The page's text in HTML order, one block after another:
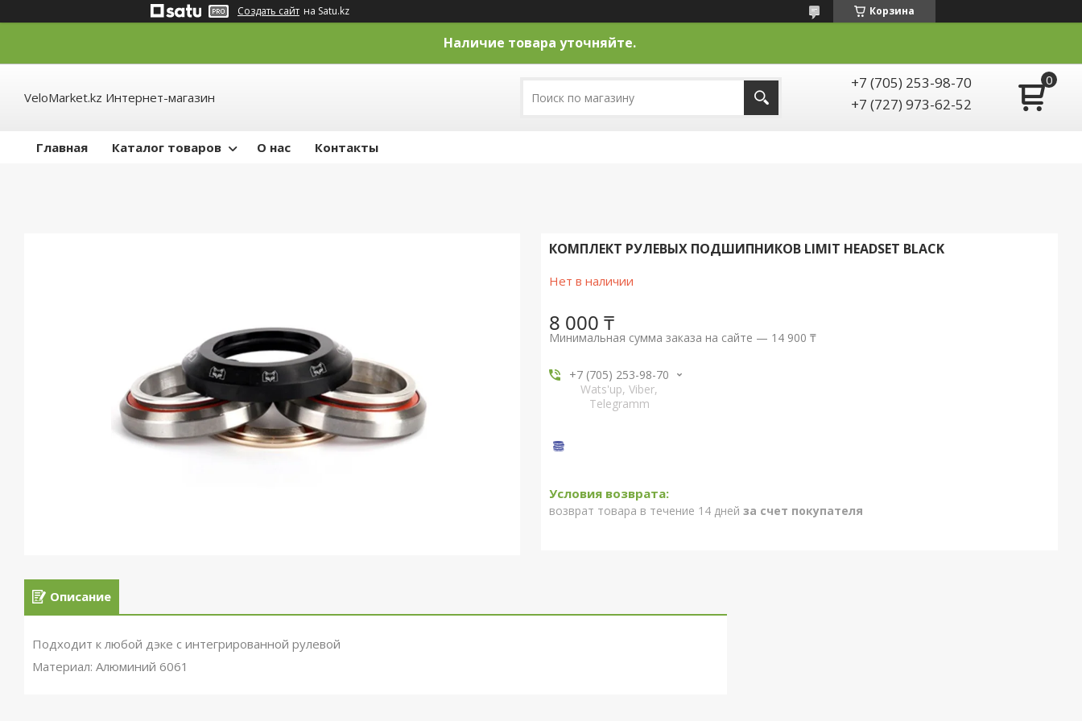
Создать сайт на Satu.kz Корзина
Наличие товара уточняйте.
VeloMarket.kz Интернет-магазин
+7 (705) 253-98-70
+7 (727) 973-62-52
Главная Каталог товаров О нас Контакты
КОМПЛЕКТ РУЛЕВЫХ ПОДШИПНИКОВ LIMIT HEADSET BLACK
Нет в наличии
8 000 ₸
Минимальная сумма заказа на сайте — 14 900 ₸
+7 (705) 253-98-70
Wats'up, Viber,
Telegramm
возврат товара в течение 14 дней за счет покупателя
Описание
Подходит к любой дэке с интегрированной рулевой
Материал: Алюминий 6061